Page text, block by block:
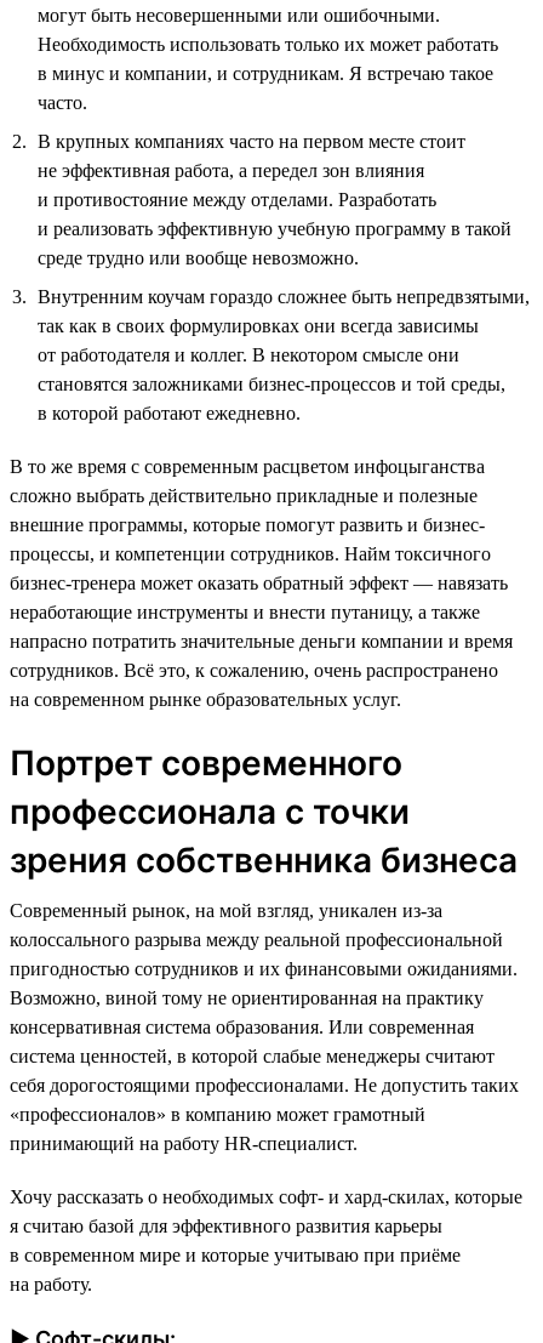
могут быть несовершенными или ошибочными.
Необходимость использовать только их может работать
в минус и компании, и сотрудникам. Я встречаю такое
часто.
В крупных компаниях часто на первом месте стоит
не эффективная работа, а передел зон влияния
и противостояние между отделами. Разработать
и реализовать эффективную учебную программу в такой
среде трудно или вообще невозможно.
Внутренним коучам гораздо сложнее быть непредвзятыми,
так как в своих формулировках они всегда зависимы
от работодателя и коллег. В некотором смысле они
становятся заложниками бизнес-процессов и той среды,
в которой работают ежедневно.
В то же время с современным расцветом инфоцыганства
сложно выбрать действительно прикладные и полезные
внешние программы, которые помогут развить и бизнес-
процессы, и компетенции сотрудников. Найм токсичного
бизнес-тренера может оказать обратный эффект — навязать
неработающие инструменты и внести путаницу, а также
напрасно потратить значительные деньги компании и время
сотрудников. Всё это, к сожалению, очень распространено
на современном рынке образовательных услуг.
Портрет современного
профессионала с точки
зрения собственника бизнеса
Современный рынок, на мой взгляд, уникален из-за
колоссального разрыва между реальной профессиональной
пригодностью сотрудников и их финансовыми ожиданиями.
Возможно, виной тому не ориентированная на практику
консервативная система образования. Или современная
система ценностей, в которой слабые менеджеры считают
себя дорогостоящими профессионалами. Не допустить таких
«профессионалов» в компанию может грамотный
принимающий на работу HR-специалист.
Хочу рассказать о необходимых софт- и хард-скилах, которые
я считаю базой для эффективного развития карьеры
в современном мире и которые учитываю при приёме
на работу.